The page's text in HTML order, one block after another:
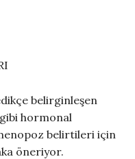
belirginleşen
hormonal
belirtileri için
öneriyor.